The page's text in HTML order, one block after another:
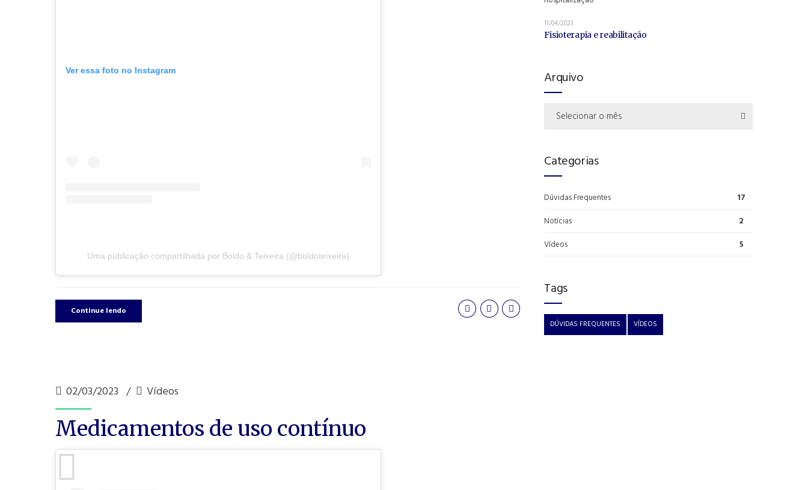
Ver essa foto no Instagram
Uma publicação compartilhada por Boldo & Teixeira (@boldoteixeira)
Continue lendo
02/03/2023 Vídeos
Medicamentos de uso contínuo
11/04/2023
Fisioterapia e reabilitação
Arquivo
Selecionar o mês
Categorias
Dúvidas Frequentes 17
Notícias 2
Vídeos 5
Tags
DÚVIDAS FREQUENTES VÍDEOS